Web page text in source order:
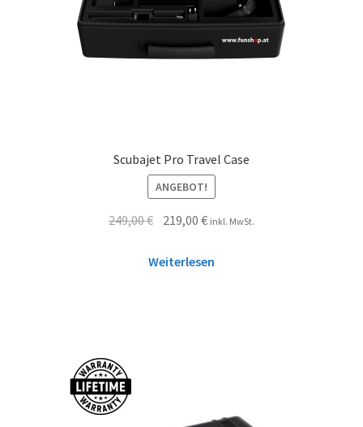
Scubajet Pro Travel Case
ANGEBOT!
249,00€ 219,00€ inkl. MwSt.
Weiterlesen